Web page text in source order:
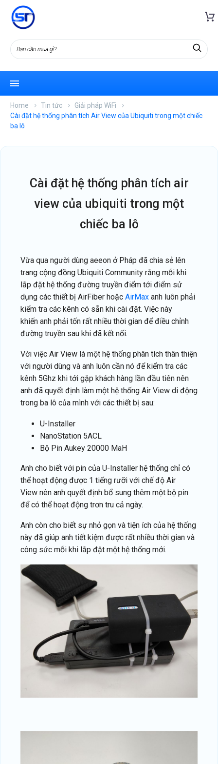
Home Tin tức
Giải pháp WiFi
Cài đặt hệ thống phân tích Air View của Ubiquiti trong một chiếc
ba lô
cài đặt hệ thống phân tích air
view của ubiquiti trong một
chiếc ba lô
Vừa qua người dùng aeeon ở Pháp đã chia sẻ lên
trang cộng đồng Ubiquiti Community rằng mỗi khi
lắp đặt hệ thống đường truyền điểm tới điểm sử
dụng các thiết bị AirFiber hoặc AirMax anh luôn phải
kiểm tra các kênh có sẵn khi cài đặt. Việc này
khiến anh phải tốn rất nhiều thời gian để điều chỉnh
đường truyền sau khi đã kết nối.
Với việc Air View là một hệ thống phân tích thân thiện
với người dùng và anh luôn cần nó để kiểm tra các
kênh 5Ghz khi tới gặp khách hàng lần đầu tiên nên
anh đã quyết định làm một hệ thống Air View di động
trong ba lô của mình với các thiết bị sau:
U-Installer
NanoStation 5ACL
Bộ Pin Aukey 20000 MaH
Anh cho biết với pin của U-Installer hệ thống chỉ có
thể hoạt động được 1 tiếng rưỡi với chế độ Air
View nên anh quyết định bổ sung thêm một bộ pin
để có thể hoạt động trơn tru cả ngày.
Anh còn cho biết sự nhỏ gọn và tiện ích của hệ thống
này đã giúp anh tiết kiệm được rất nhiều thời gian và
công sức mỗi khi lắp đặt một hệ thống mới.